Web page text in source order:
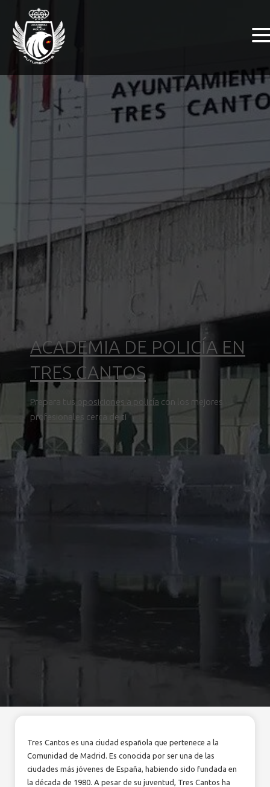
ACADEMIA DE POLICÍA EN
TRES CANTOS
Prepara tus oposiciones a policía con los mejores
profesionales cerca de ti
Tres Cantos es una ciudad española que pertenece a la
Comunidad de Madrid. Es conocida por ser una de las
ciudades más jóvenes de España, habiendo sido fundada en
la década de 1980. A pesar de su juventud, Tres Cantos ha